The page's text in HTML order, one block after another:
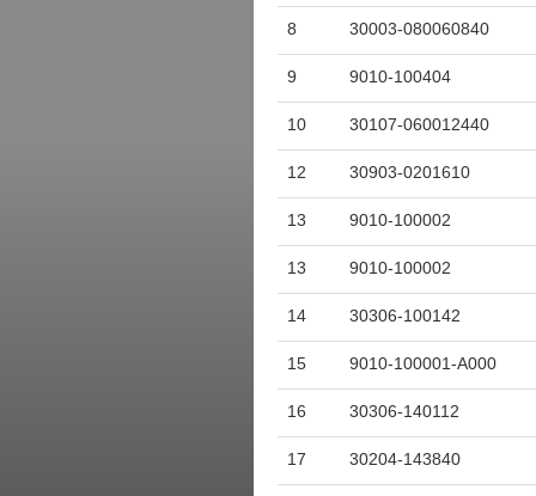
8 30003-080060840
9 9010-100404
10 30107-060012440
12 30903-0201610
13 9010-100002
13 9010-100002
14 30306-100142
15 9010-100001-A000
16 30306-140112
17 30204-143840